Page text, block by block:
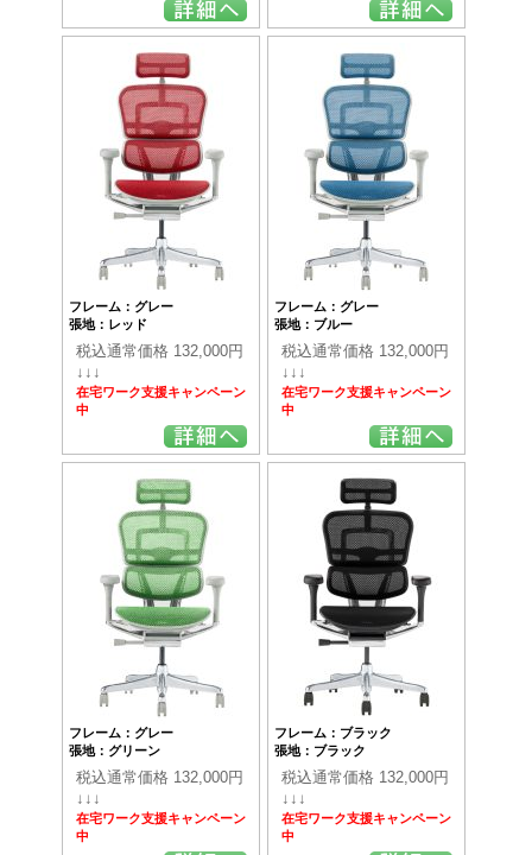
フレーム：グレー
張地：レッド
税込通常価格 132,000円
↓↓↓
在宅ワーク支援キャンペーン
中
フレーム：グレー
張地：ブルー
税込通常価格 132,000円
↓↓↓
在宅ワーク支援キャンペーン
中
フレーム：グレー
張地：グリーン
税込通常価格 132,000円
↓↓↓
在宅ワーク支援キャンペーン
中
フレーム：ブラック
張地：ブラック
税込通常価格 132,000円
↓↓↓
在宅ワーク支援キャンペーン
中